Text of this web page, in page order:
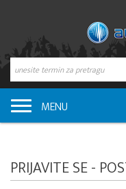
MENU
PRIJAVITE SE -